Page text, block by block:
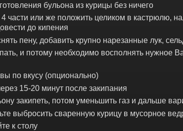
бульона из курицы без ничего
4 части или же положить целиком в кастрюлю,
до кипения
пену, добавить крупно нарезанные лук,
и потому необходимо восполнять нужное
по вкусу (опционально)
15-20 минут после закипания
закипеть, потом уменьшить газ и дальше
выбросить сваренную курицу в мусорное
к столу